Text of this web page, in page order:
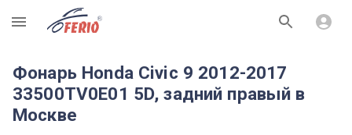
R
Фонарь Honda Civic 9 2012-2017
33500TV0E01 5D, задний правый в
Москве